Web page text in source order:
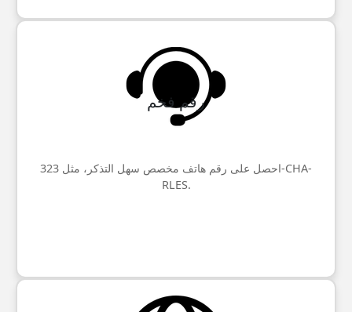
رقم فخم
احصل على رقم هاتف مخصص سهل التذكر، مثل 323-CHA-
RLES.